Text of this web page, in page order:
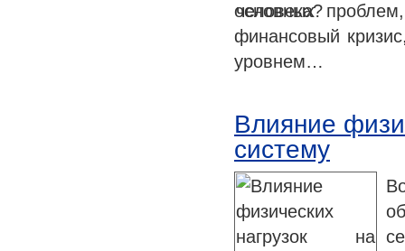
основных
финансовый
уровнем…
Влияние
систему